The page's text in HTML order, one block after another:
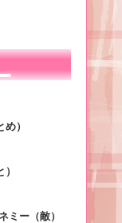
）
ミー（敵）